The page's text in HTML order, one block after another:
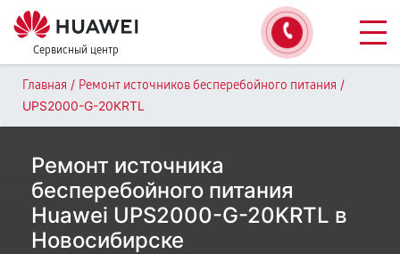
Сервисный центр
Главная / Ремонт источников бесперебойного питания /
UPS2000-G-20KRTL
Ремонт источника
бесперебойного питания
Huawei UPS2000-G-20KRTL в
Новосибирске